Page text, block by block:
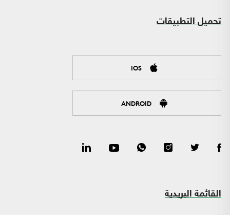
تحميل التطبيقات
IOS
ANDROID
القائمة البريدية